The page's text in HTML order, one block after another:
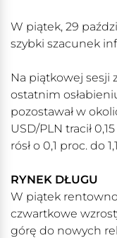
W piątek, 29
szybki szacunek
Na piątkowej sesji
ostatnim
pozostawał w
USD/PLN tracił
rósł o 0,1 proc. do
RYNEK DŁUGU
W piątek
czwartkowe
górę do nowych